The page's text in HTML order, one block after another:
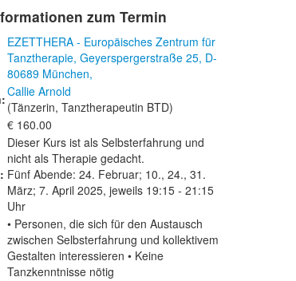
zum Termin
EZETTHERA - Europäisches Zentrum für
Tanztherapie, Geyerspergerstraße 25, D-
80689 München,
Callie Arnold
(Tänzerin, Tanztherapeutin BTD)
€ 160.00
Dieser Kurs ist als Selbsterfahrung und
nicht als Therapie gedacht.
Fünf Abende: 24. Februar; 10., 24., 31.
März; 7. April 2025, jeweils 19:15 - 21:15
Uhr
• Personen, die sich für den Austausch
zwischen Selbsterfahrung und kollektivem
Gestalten interessieren • Keine
Tanzkenntnisse nötig